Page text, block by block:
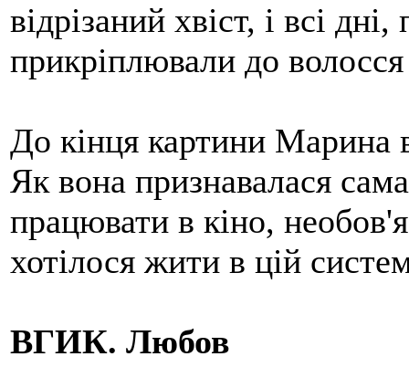
відрізаний хвіст, і всі
прикріплювали до
До кінця картини Марина
Як вона признавалася
працювати в кіно,
хотілося жити в цій
ВГИК. Любов